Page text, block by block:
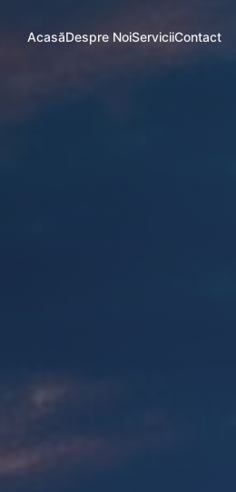
AcasăDespre NoiServiciiContact